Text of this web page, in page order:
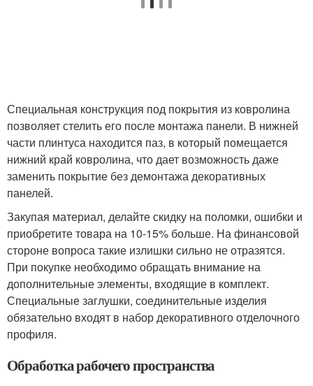
Специальная конструкция под покрытия из ковролина
позволяет стелить его после монтажа панели. В нижней
части плинтуса находится паз, в который помещается
нижний край ковролина, что дает возможность даже
заменить покрытие без демонтажа декоративных
панелей.
Закупая материал, делайте скидку на поломки, ошибки и
приобретите товара на 10-15% больше. На финансовой
стороне вопроса такие излишки сильно не отразятся.
При покупке необходимо обращать внимание на
дополнительные элементы, входящие в комплект.
Специальные заглушки, соединительные изделия
обязательно входят в набор декоративного отделочного
профиля.
Обработка рабочего пространства